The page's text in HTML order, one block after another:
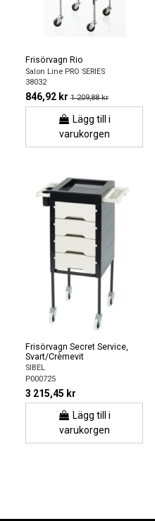
Frisörvagn Rio
Salon Line PRO SERIES
38032
846,92 kr 1 209,88 kr
Lägg till i
varukorgen
Frisörvagn Secret Service,
Svart/Crèmevit
SIBEL
P000725
3 215,45 kr
Lägg till i
varukorgen